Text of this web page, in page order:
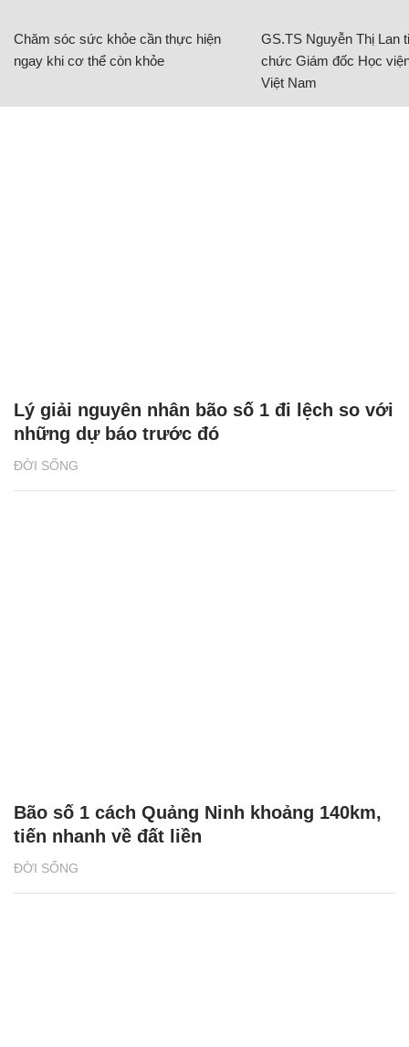
Chăm sóc sức khỏe cần thực hiện
ngay khi cơ thể còn khỏe
GS.TS Nguyễn Thị Lan
chức Giám đốc Học
Việt Nam
ĐỜI SỐNG
Lý giải nguyên nhân bão số 1 đi lệch so với
những dự báo trước đó
ĐỜI SỐNG
Bão số 1 cách Quảng Ninh khoảng 140km,
tiến nhanh về đất liền